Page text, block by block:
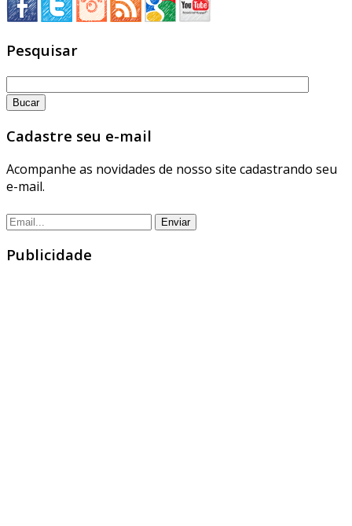
Pesquisar
Cadastre seu e-mail
Acompanhe as novidades de nosso site cadastrando seu
e-mail.
Publicidade